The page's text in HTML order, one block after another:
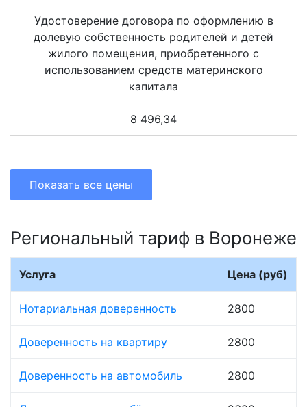
Удостоверение договора по оформлению в
долевую собственность родителей и детей
жилого помещения, приобретенного с
использованием средств материнского
капитала
8 496,34
Показать все цены
Региональный тариф в Воронеже
Услуга Цена (руб)
Нотариальная доверенность 2800
Доверенность на квартиру 2800
Доверенность на автомобиль 2800